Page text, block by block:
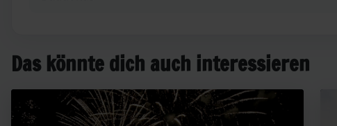
Das könnte dich auch interessieren